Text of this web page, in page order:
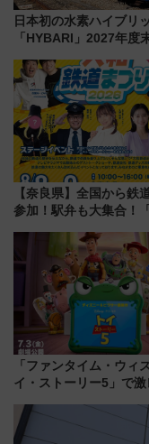
日本初の水素ハイブリ
「HYBARI」2027年度
で水素利活用が加速
【奈良県】全国から鉄
参加！駅弁も大集合！
に開催決定
「ファンタイム・ウィ
イ・ストーリー5」で
デコレーションも徹底解